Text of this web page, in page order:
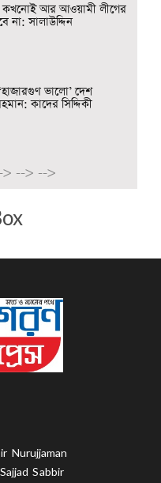
কখনোই আর আওয়ামী লীগের
না: সালাউদ্দিন
ভালো’ দেশ
কাদের সিদ্দিকী
> --> -->
Nurujjaman
Sabbir